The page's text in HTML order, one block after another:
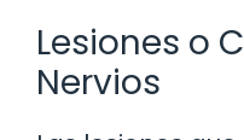
Lesiones o
Nervios